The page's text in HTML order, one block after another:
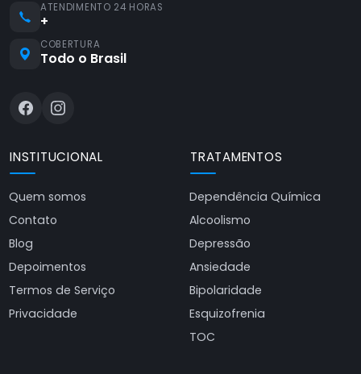
ATENDIMENTO 24 HORAS
+
COBERTURA
Todo o Brasil
INSTITUCIONAL
Quem somos
Contato
Blog
Depoimentos
Termos de Serviço
Privacidade
TRATAMENTOS
Dependência Química
Alcoolismo
Depressão
Ansiedade
Bipolaridade
Esquizofrenia
TOC